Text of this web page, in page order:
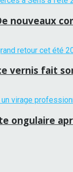
vernis fait
ongulaire